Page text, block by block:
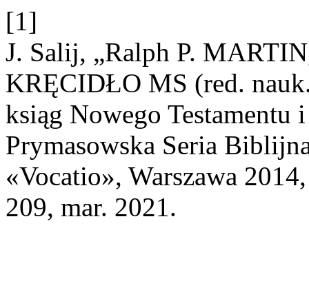
[1]
J. Salij, „Ralph P.
KRĘCIDŁO MS (red.
ksiąg Nowego
Prymasowska Seria
«Vocatio», Warszawa
209, mar. 2021.